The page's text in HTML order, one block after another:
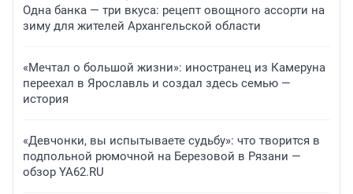
Одна банка — три вкуса: рецепт овощного ассорти на
зиму для жителей Архангельской области
«Мечтал о большой жизни»: иностранец из Камеруна
переехал в Ярославль и создал здесь семью —
история
«Девчонки, вы испытываете судьбу»: что творится в
подпольной рюмочной на Березовой в Рязани —
обзор YA62.RU